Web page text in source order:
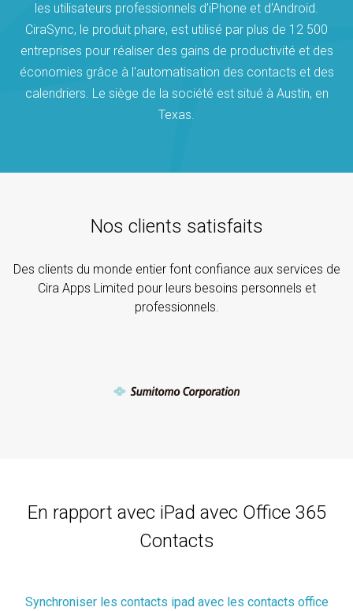
les utilisateurs professionnels d'iPhone et d'Android.
CiraSync, le produit phare, est utilisé par plus de 12 500
entreprises pour réaliser des gains de productivité et des
économies grâce à l'automatisation des contacts et des
calendriers. Le siège de la société est situé à Austin, en
Texas.
Nos clients satisfaits
Des clients du monde entier font confiance aux services de
Cira Apps Limited pour leurs besoins personnels et
professionnels.
En rapport avec iPad avec Office 365
Contacts
Synchroniser les contacts ipad avec les contacts office